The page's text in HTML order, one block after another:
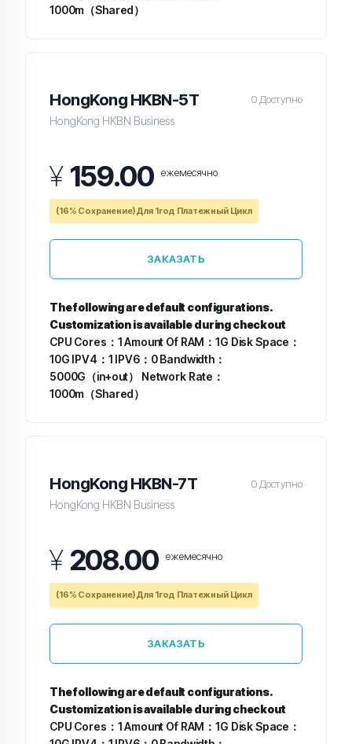
1000m（Shared）
HongKong HKBN-5T 0 Доступно
HongKong HKBN Business
¥ 159.00 ежемесячно
(16% Сохранение) Для 1год Платежный Цикл
ЗАКАЗАТЬ
The following are default configurations.
Customization is available during checkout
CPU Cores：1Amount Of RAM：1G Disk Space：
10G IPV4：1 IPV6：0Bandwidth：
5000G（in+out）
Network Rate：
1000m（Shared）
HongKong HKBN-7T 0 Доступно
HongKong HKBN Business
¥ 208.00 ежемесячно
(16% Сохранение) Для 1год Платежный Цикл
ЗАКАЗАТЬ
The following are default configurations.
Customization is available during checkout
CPU Cores：1Amount Of RAM：1G Disk Space：